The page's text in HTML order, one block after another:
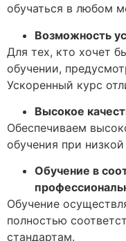
обучаться в любом
Возможность
Для тех, кто хочет
обучении,
Ускоренный курс
Высокое
Обеспечиваем
обучения при
Обучение в
Обучение
полностью
стандартам.